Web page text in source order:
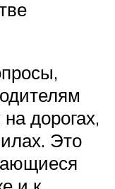
дорогах,
Это